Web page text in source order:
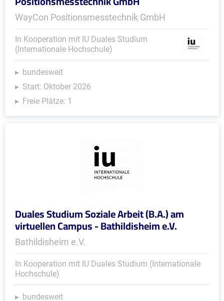
WayCon Positionsmesstechnik GmbH
In Kooperation mit IU Duales Studium
(Internationale Hochschule)
bundesweit
Start: Oktober 2026
Freie Plätze: 1
Duales Studium Soziale Arbeit (B.A.) am
virtuellen Campus - Bathildisheim e.V.
Bathildisheim e.V.
In Kooperation mit IU Duales Studium (Internationale
Hochschule)
bundesweit